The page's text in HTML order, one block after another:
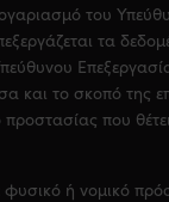
του
τα
και το σκοπό της
που
φυσικό ή νομικό